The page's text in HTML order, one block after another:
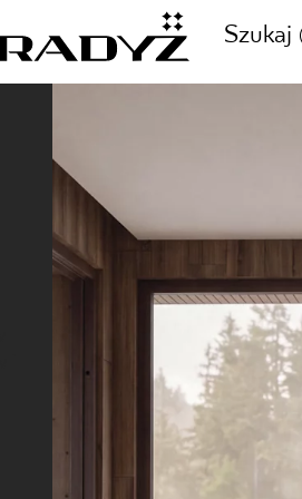
Szukaj
ZADZWOŃ DO NAS
+48
SKLEP INTERNETOWY
44